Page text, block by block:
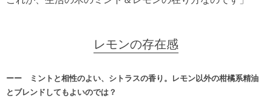
レモンの存在感
ーー ミントと相性のよい、シトラスの香り。レモン以外の柑橘系精油
とブレンドしてもよいのでは？